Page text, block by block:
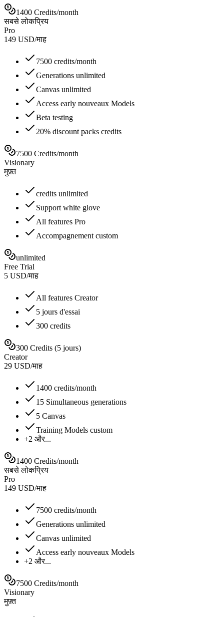
1400 Credits/month
सबसे लोकप्रिय
Pro
149 USD/माह
7500 credits/month
Generations unlimited
Canvas unlimited
Access early nouveaux Models
Beta testing
20% discount packs credits
7500 Credits/month
Visionary
मुफ़्त
credits unlimited
Support white glove
All features Pro
Accompagnement custom
unlimited
Free Trial
5 USD/माह
All features Creator
5 jours d'essai
300 credits
300 Credits (5 jours)
Creator
29 USD/माह
1400 credits/month
15 Simultaneous generations
5 Canvas
Training Models custom
+2 और...
1400 Credits/month
सबसे लोकप्रिय
Pro
149 USD/माह
7500 credits/month
Generations unlimited
Canvas unlimited
Access early nouveaux Models
+2 और...
7500 Credits/month
Visionary
मुफ़्त